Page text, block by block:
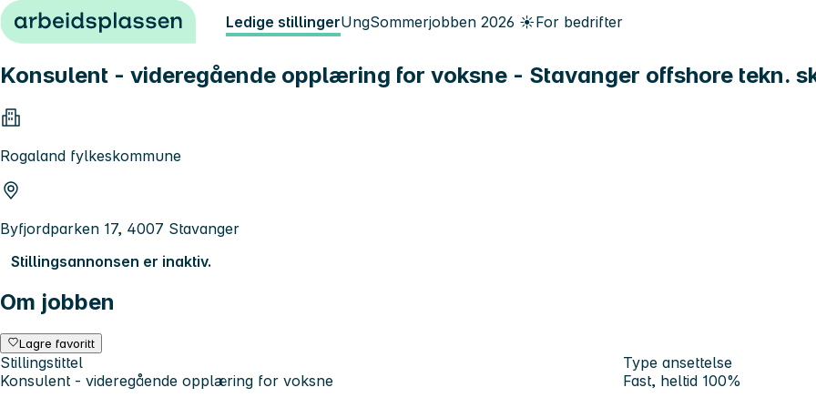
Hopp til innhold Ledige stillingerUngSommerjobben 2026 ☀️For bedrifter
Konsulent - videregående opplæring for voksne - Stavanger offshore tekn.
Rogaland fylkeskommune
Byfjordparken 17, 4007 Stavanger
Stillingsannonsen er inaktiv.
Om jobben
Lagre favoritt
Stillingstittel
Konsulent - videregående opplæring for voksne
Type ansettelse
Fast, heltid 100%